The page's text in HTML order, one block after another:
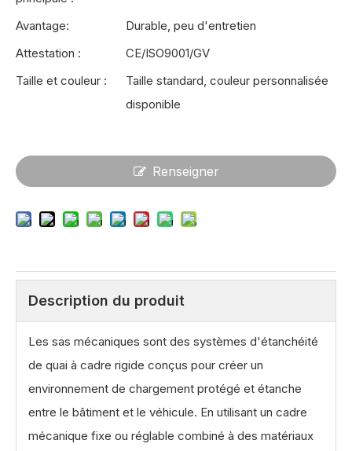
Avantage:
Durable, peu d'entretien
Attestation :
CE/ISO9001/GV
Taille et couleur :
Taille standard, couleur personnalisée
disponible
Renseigner
Description du produit
Les sas mécaniques sont des systèmes d'étanchéité
de quai à cadre rigide conçus pour créer un
environnement de chargement protégé et étanche
entre le bâtiment et le véhicule. En utilisant un cadre
mécanique fixe ou réglable combiné à des matériaux